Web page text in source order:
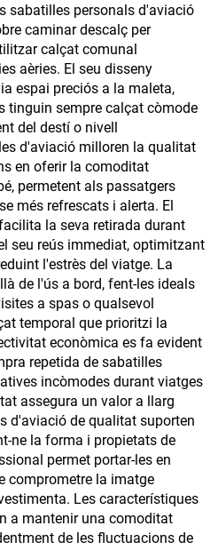
sabatilles personals d'aviació
caminar descalç per
calçat comunal
aèries. El seu disseny
espai preciós a la maleta,
tinguin sempre calçat còmode
del destí o nivell
d'aviació milloren la qualitat
en oferir la comoditat
permetent als passatgers
més refrescats i alerta. El
la seva retirada durant
seu reús immediat, optimitzant
l'estrès del viatge. La
de l'ús a bord, fent-les ideals
a spas o qualsevol
temporal que prioritzi la
econòmica es fa evident
repetida de sabatilles
incòmodes durant viatges
assegura un valor a llarg
d'aviació de qualitat suporten
ne la forma i propietats de
permet portar-les en
comprometre la imatge
Les característiques
a mantenir una comoditat
de les fluctuacions de